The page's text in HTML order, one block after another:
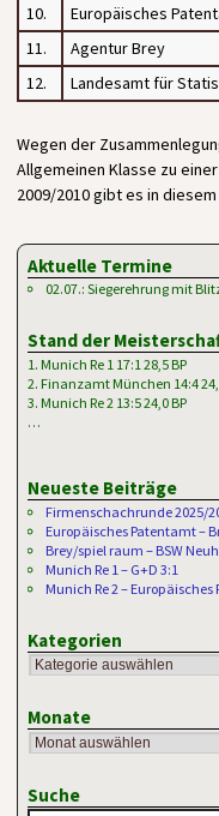
10.
Europäisches
11.
Agentur Brey
12.
Landesamt für
Wegen der
Allgemeinen Klasse zu
2009/2010 gibt es in
Aktuelle Termine
02.07.: Siegerehrung mit
Stand der
1. Munich Re 1 17:1 28,5 BP
2. Finanzamt München 14:4
3. Munich Re 2 13:5 24,0 BP
…
Neueste Beiträge
Firmenschachrunde 2025/
Europäisches Patentamt –
Brey/spiel raum – BSW
Munich Re 1 – G+D 3:1
Munich Re 2 –
Kategorien
Monate
Suche